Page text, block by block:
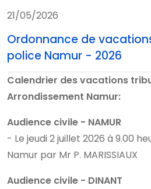
21/05/2026
Ordonnance de
police Namur - 2026
Calendrier des vacations
Arrondissement Namur:
Audience civile - NAMUR
- Le jeudi 2 juillet 2026 à 9.00
Namur par Mr P. MARISSIAUX
Audience civile - DINANT